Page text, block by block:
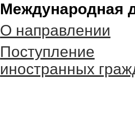
Международная
О направлении
Поступление
иностранных